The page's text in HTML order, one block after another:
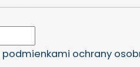
podmienkami ochrany